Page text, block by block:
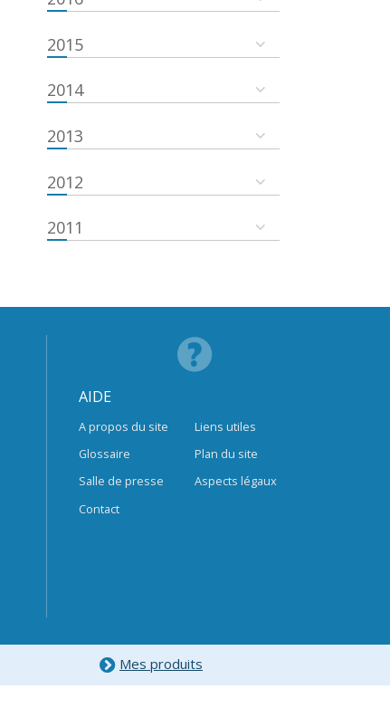
2015
2014
2013
2012
2011
AIDE
A propos du site
Glossaire
Salle de presse
Contact
Liens utiles
Plan du site
Aspects légaux
Mes produits